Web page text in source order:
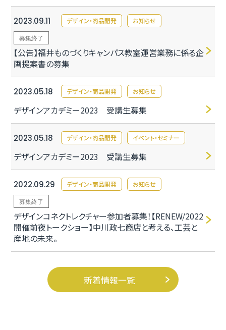
2023.09.11 デザイン・商品開発 お知らせ
募集終了
【公告】福井ものづくりキャンパス教室運営業務に係る企
画提案書の募集
2023.05.18 デザイン・商品開発 お知らせ
デザインアカデミー2023 受講生募集
2023.05.18 デザイン・商品開発 イベント・セミナー
デザインアカデミー2023 受講生募集
2022.09.29 デザイン・商品開発 お知らせ
募集終了
デザインコネクトレクチャー参加者募集！【RENEW/2022
開催前夜トークショー】中川政七商店と考える、工芸と
産地の未来。
新着情報一覧